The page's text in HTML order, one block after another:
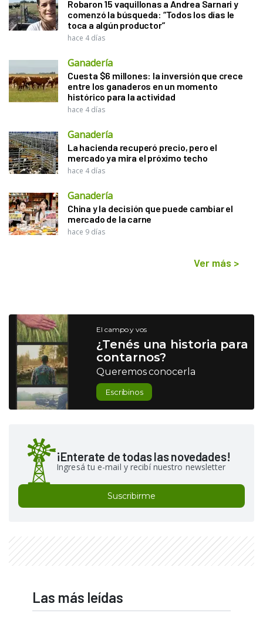
Robaron 15 vaquillonas a Andrea Sarnari y
comenzó la búsqueda: “Todos los días le
toca a algún productor”
hace 4 días
Ganadería
Cuesta $6 millones: la inversión que crece
entre los ganaderos en un momento
histórico para la actividad
hace 4 días
Ganadería
La hacienda recuperó precio, pero el
mercado ya mira el próximo techo
hace 4 días
Ganadería
China y la decisión que puede cambiar el
mercado de la carne
hace 9 días
Ver más >
El campo y vos
¿Tenés una historia para
contarnos?
Queremos conocerla
Escribinos
¡Enterate de todas las novedades!
Ingresá tu e-mail y recibí nuestro newsletter
Suscribirme
Las más leídas